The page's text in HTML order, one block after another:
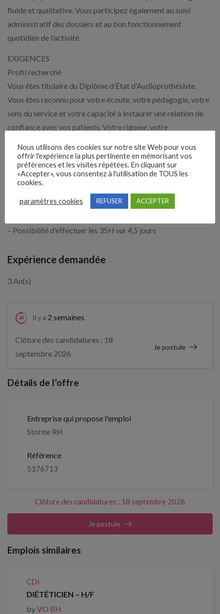
fluide et qualitative. Vous participez également au suivi
administratif des dossiers et au bon fonctionnement
quotidien de l’activité.
EXIGENCES
Profil recherché
Vous êtes titulaire du Diplôme d’État d’Audioprothésiste.
Vous êtes reconnu pour votre écoute, votre pédagogie, votre
sens du service et votre capacité à instaurer une relation de
confiance avec vos patients. Votre rigueur, votre
d’assurer un accompagnement de qualité tout au long du
parcours patient.
– Voiture de fonction
– Possibilité d’effectuer les 35H sur 4,5 jours
Expérience demandée
3 An(s)
Il y a 2 semaines
Clôture des candidatures : 18
septembre 2026
Je postule
Détails de l’offre
Entreprise qui propose l'emploi
Storme RH
Référence
5176713
Clôture des candidatures : 18 septembre 2026
Je postule
Emplois similaires
CDI
DIÉTÉTICIEN – H/F
byVO RH
Nous utilisons des cookies sur notre site Web pour vous
offrir l'expérience la plus pertinente en mémorisant vos
préférences et les visites répétées. En cliquant sur
«Accepter», vous consentez à l'utilisation de TOUS les
cookies.
paramètres cookies REFUSER ACCEPTER